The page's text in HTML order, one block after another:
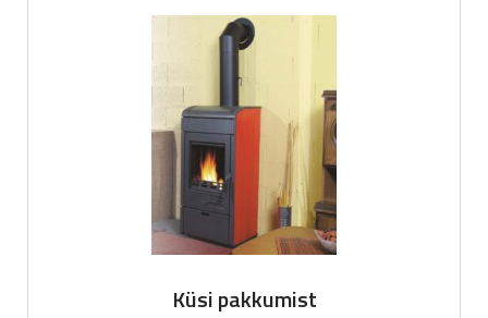
Küsi pakkumist